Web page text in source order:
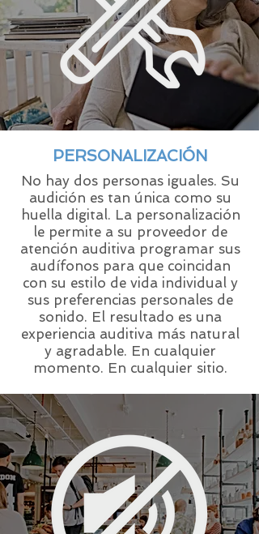
PERSONALIZACIÓN
No hay dos personas iguales. Su
audición es tan única como su
huella digital. La personalización
le permite a su proveedor de
atención auditiva programar sus
audífonos para que coincidan
con su estilo de vida individual y
sus preferencias personales de
sonido. El resultado es una
experiencia auditiva más natural
y agradable. En cualquier
momento. En cualquier sitio.